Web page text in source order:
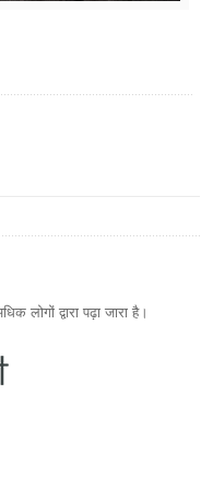
लोगों द्वारा पढ़ा जारा है।